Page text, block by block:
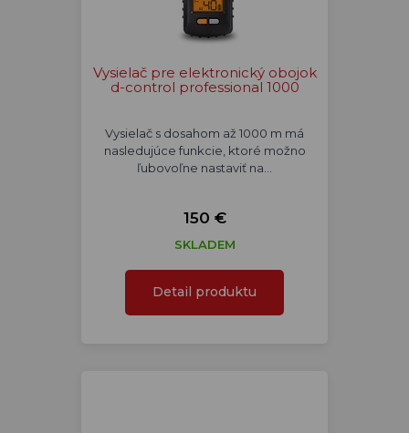
Vysielač pre elektronický obojok
d-control professional 1000
Vysielač s dosahom až 1000 m má
nasledujúce funkcie, ktoré možno
ľubovoľne nastaviť na…
150 €
SKLADEM
Detail produktu